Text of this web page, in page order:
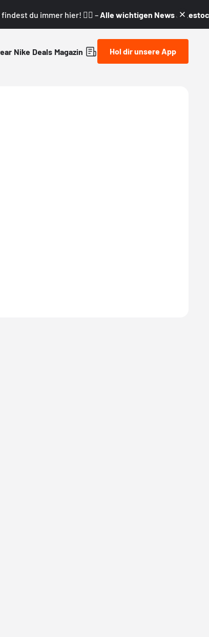
du immer hier! 👇🏼 – Alle wichtigen News &
Nike Deals Magazin Hol dir unsere App